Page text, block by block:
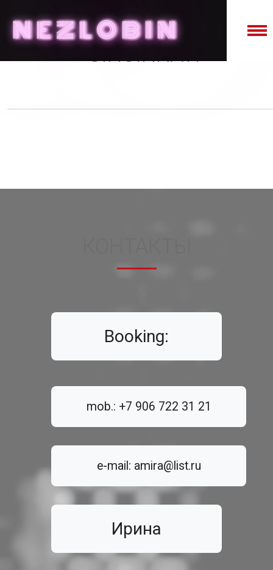
NEZLOBIN
CINCINNATI
Booking:
mob.: +7 906 722 31 21
e-mail: amira@list.ru
Ирина